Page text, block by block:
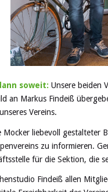
soweit: Unsere beiden
an Markus Findeiß
Vereins.
Mocker liebevoll gestalteter
zu informieren.
für die Sektion, die
Findeiß allen